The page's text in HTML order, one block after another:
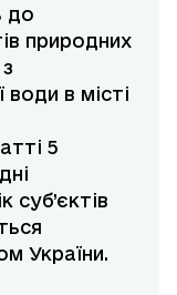
до
природних
в місті
5
суб’єктів
України.